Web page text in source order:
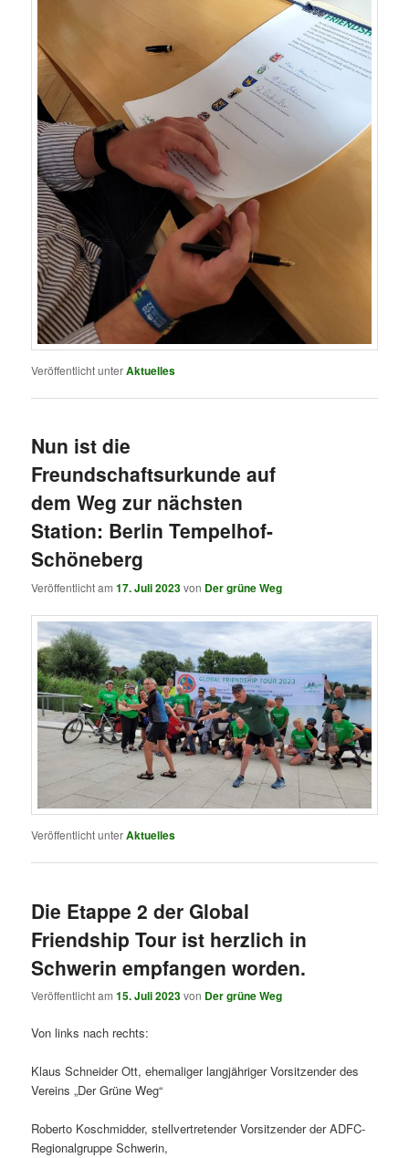
Veröffentlicht unterAktuelles
Nun ist die
Freundschaftsurkunde auf
dem Weg zur nächsten
Station: Berlin Tempelhof-
Schöneberg
Veröffentlicht am17. Juli 2023von Der grüne Weg
Veröffentlicht unterAktuelles
Die Etappe 2 der Global
Friendship Tour ist herzlich in
Schwerin empfangen worden.
Veröffentlicht am15. Juli 2023von Der grüne Weg
Von links nach rechts:
Klaus Schneider Ott, ehemaliger langjähriger Vorsitzender des
Vereins „Der Grüne Weg“
Roberto Koschmidder, stellvertretender Vorsitzender der ADFC-
Regionalgruppe Schwerin,